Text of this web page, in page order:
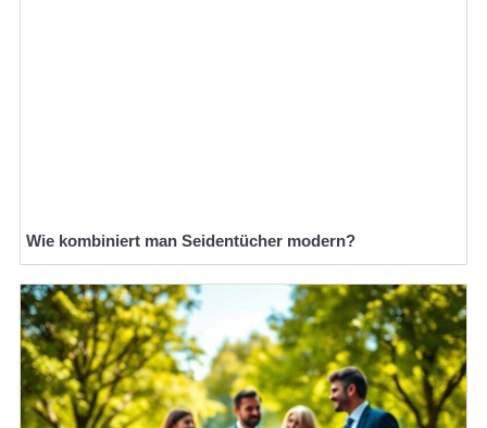
Wie kombiniert man Seidentücher modern?